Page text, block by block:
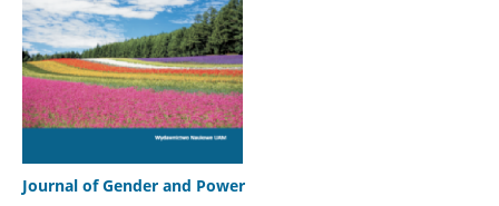
Journal of Gender and Power